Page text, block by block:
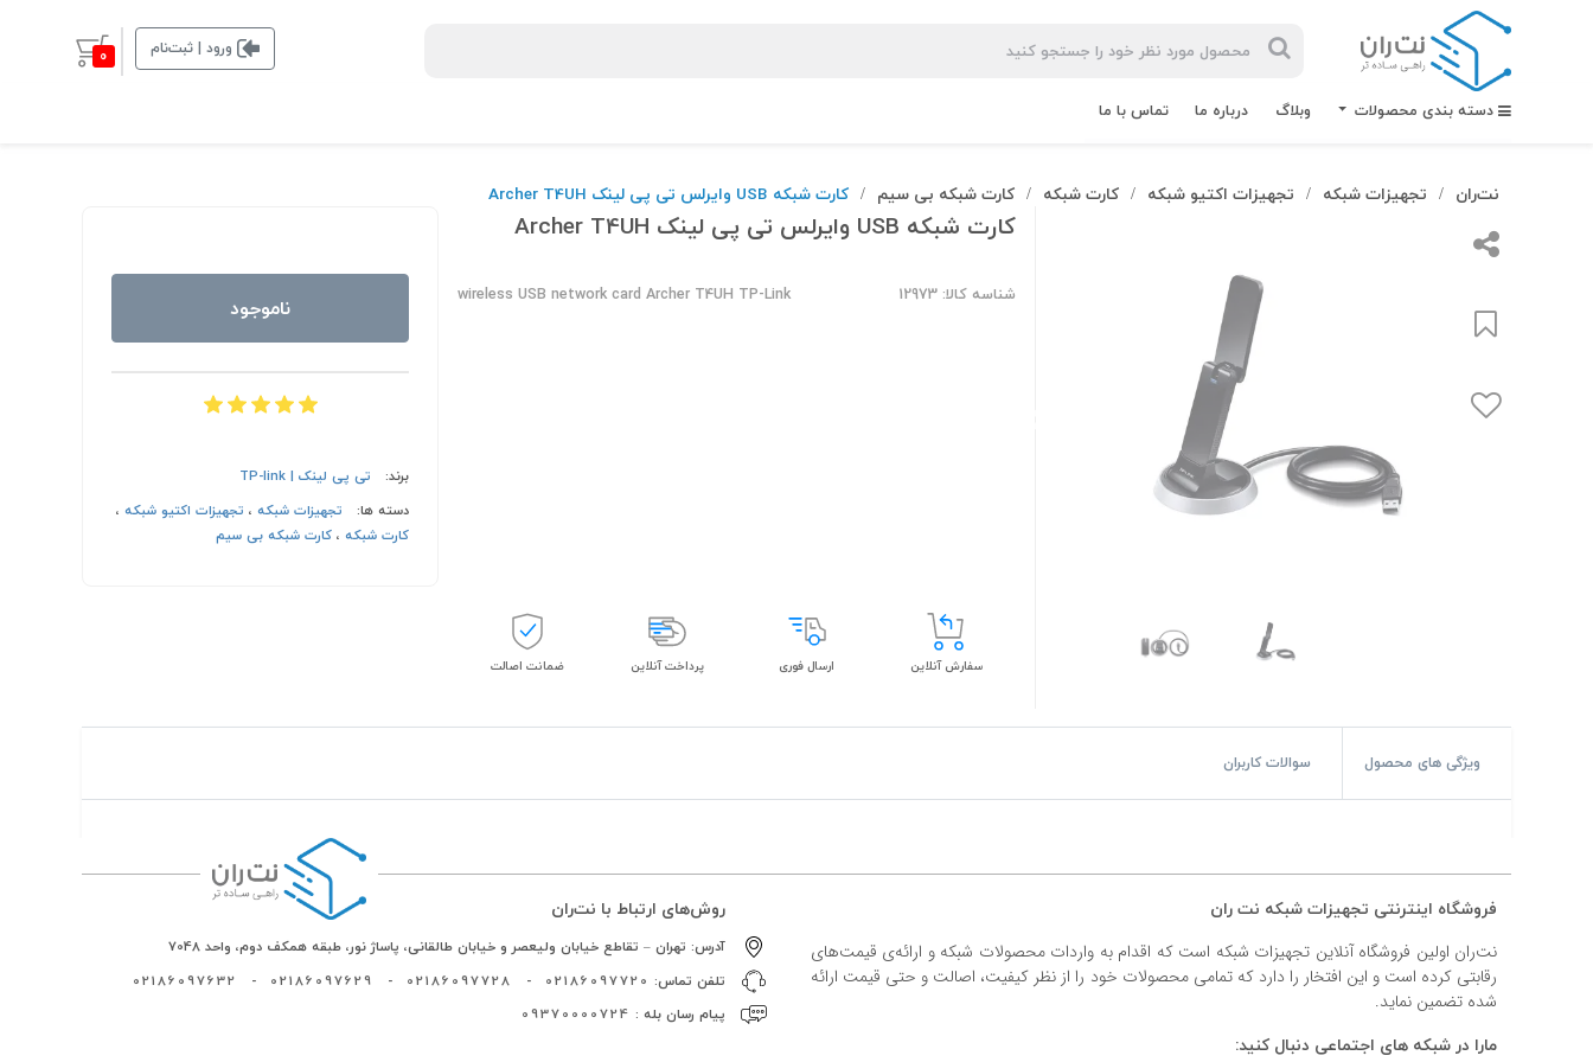
ورود | ثبت‌نام 0
دسته بندی محصولات وبلاگ درباره ما تماس با ما
#ترانکینگ لگراند
#ترانکینگ دانوب
#کیستون شبکه
#پچ پنل لگراند
نت‌ران / تجهیزات شبکه / تجهیزات اکتیو شبکه / کارت شبکه / کارت شبکه بی سیم / کارت شبکه USB وایرلس تی پی لینک Archer T4UH
کارت شبکه USB وایرلس تی پی لینک Archer T4UH
شناسه کالا: 12973 wireless USB network card Archer T4UH TP-Link
سفارش آنلاین ارسال فوری پرداخت آنلاین ضمانت اصالت
ناموجود
برند:
تی پی لینک | TP-link
دسته ها:
تجهیزات شبکه، تجهیزات اکتیو شبکه،
کارت شبکه، کارت شبکه بی سیم
ویژگی های محصول سوالات کاربران
فروشگاه اینترنتی تجهیزات شبکه نت ران
نت‌ران اولین فروشگاه آنلاین تجهیزات شبکه است که اقدام به واردات محصولات شبکه و ارائه‌ی قیمت‌های
رقابتی کرده است و این افتخار را دارد که تمامی محصولات خود را از نظر کیفیت، اصالت و حتی قیمت ارائه
شده تضمین نماید.
مارا در شبکه های اجتماعی دنبال کنید:
روش‌های ارتباط با نت‌ران
آدرس: تهران – تقاطع خیابان ولیعصر و خیابان طالقانی، پاساژ نور، طبقه همکف دوم، واحد 7048
تلفن تماس: 02186097720
-
02186097728
-
02186097629
-
02186097632
پیام رسان بله : 09370000724